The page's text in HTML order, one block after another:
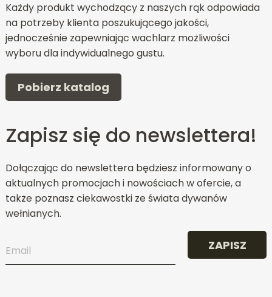
Każdy produkt wychodzący z naszych rąk odpowiada
na potrzeby klienta poszukującego jakości,
jednocześnie zapewniając wachlarz możliwości
wyboru dla indywidualnego gustu.
Pobierz katalog
Zapisz się do newslettera!
Dołączając do newslettera będziesz informowany o
aktualnych promocjach i nowościach w ofercie, a
także poznasz ciekawostki ze świata dywanów
wełnianych.
ZAPISZ